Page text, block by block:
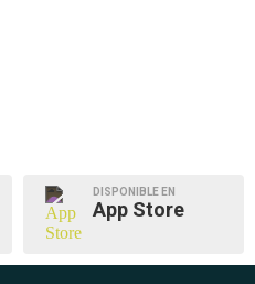
DISPONIBLE EN
App Store